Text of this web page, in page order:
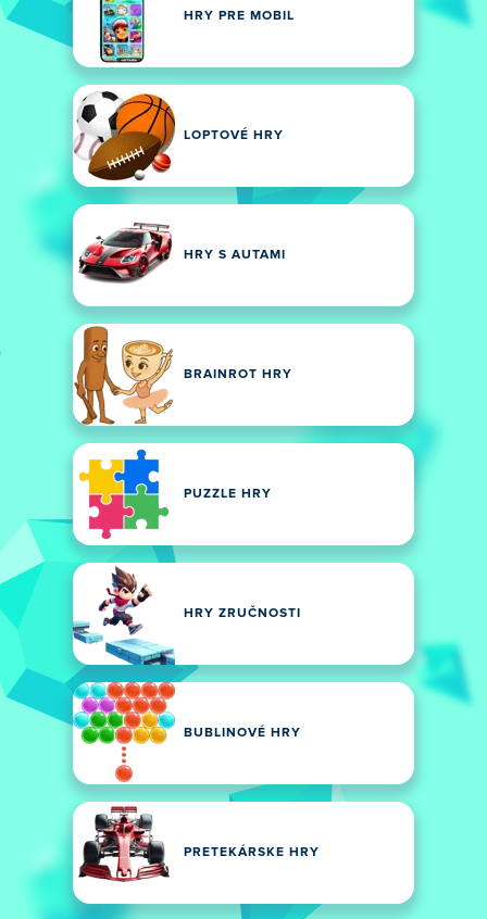
HRY PRE MOBIL
LOPTOVÉ HRY
HRY S AUTAMI
BRAINROT HRY
PUZZLE HRY
HRY ZRUČNOSTI
BUBLINOVÉ HRY
PRETEKÁRSKE HRY